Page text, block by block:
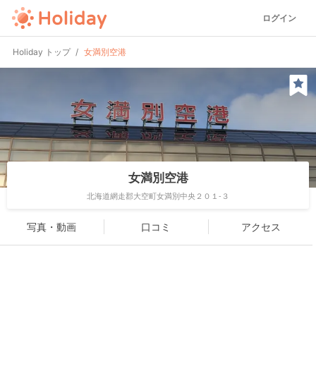
ログイン
Holiday トップ 女満別空港
女満別空港
北海道網走郡大空町女満別中央２０１-３
写真・動画 口コミ アクセス